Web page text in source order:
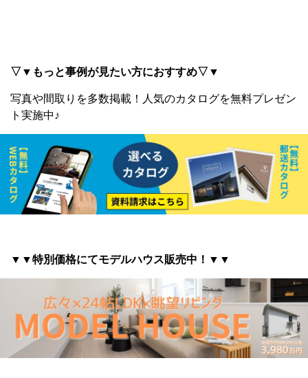
▽▼もっと事例が見たい方におすすめ▽▼
写真や間取りを多数掲載！ 人気のカタログを無料プレゼン
ト実施中♪
▼▼特別価格にてモデルハウス販売中！▼▼